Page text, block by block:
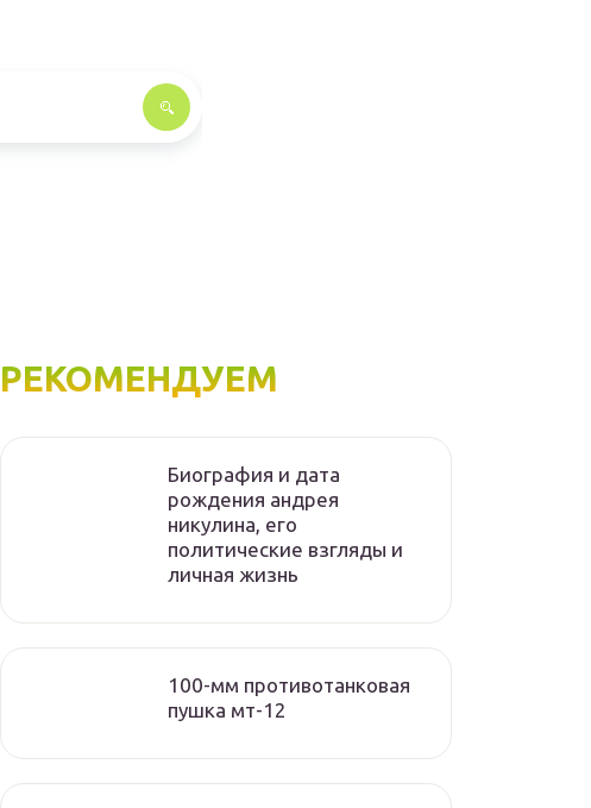
РЕКОМЕНДУЕМ
Биография и дата
рождения андрея
никулина, его
политические взгляды и
личная жизнь
100-мм противотанковая
пушка мт-12